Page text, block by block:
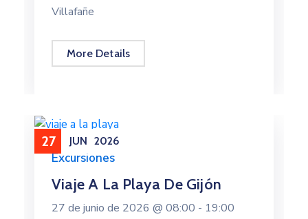
Villafañe
More Details
27 JUN 2026
Excursiones
Viaje A La Playa De Gijón
27 de junio de 2026 @ 08:00 - 19:00